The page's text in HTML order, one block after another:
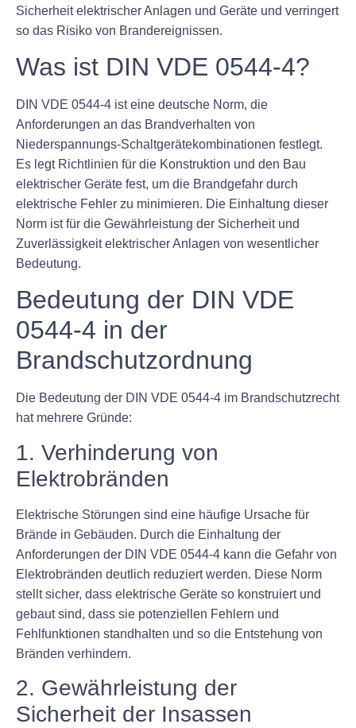
Sicherheit elektrischer Anlagen und Geräte und verringert
so das Risiko von Brandereignissen.
Was ist DIN VDE 0544-4?
DIN VDE 0544-4 ist eine deutsche Norm, die
Anforderungen an das Brandverhalten von
Niederspannungs-Schaltgerätekombinationen festlegt.
Es legt Richtlinien für die Konstruktion und den Bau
elektrischer Geräte fest, um die Brandgefahr durch
elektrische Fehler zu minimieren. Die Einhaltung dieser
Norm ist für die Gewährleistung der Sicherheit und
Zuverlässigkeit elektrischer Anlagen von wesentlicher
Bedeutung.
Bedeutung der DIN VDE
0544-4 in der
Brandschutzordnung
Die Bedeutung der DIN VDE 0544-4 im Brandschutzrecht
hat mehrere Gründe:
1. Verhinderung von
Elektrobränden
Elektrische Störungen sind eine häufige Ursache für
Brände in Gebäuden. Durch die Einhaltung der
Anforderungen der DIN VDE 0544-4 kann die Gefahr von
Elektrobränden deutlich reduziert werden. Diese Norm
stellt sicher, dass elektrische Geräte so konstruiert und
gebaut sind, dass sie potenziellen Fehlern und
Fehlfunktionen standhalten und so die Entstehung von
Bränden verhindern.
2. Gewährleistung der
Sicherheit der Insassen